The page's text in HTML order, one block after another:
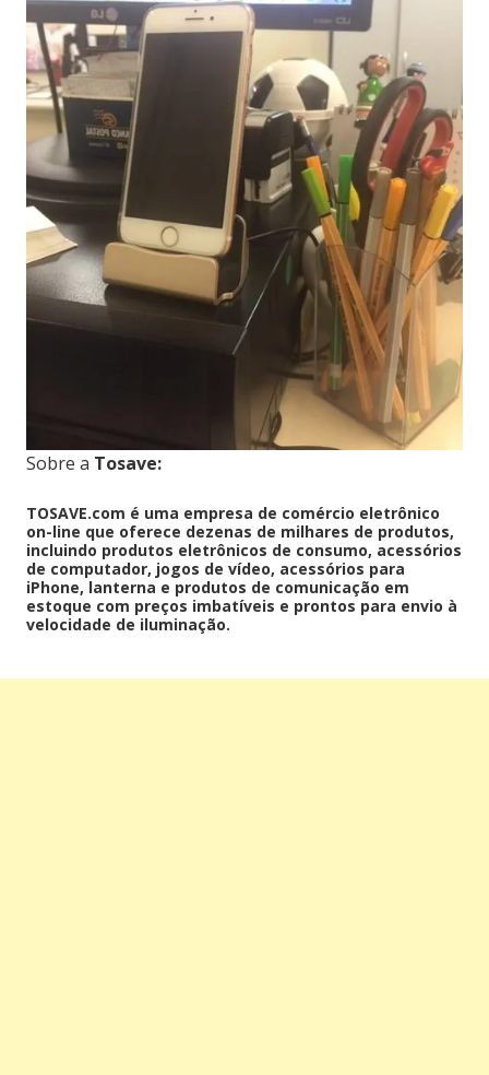
Sobre a Tosave:
TOSAVE.com é uma empresa de comércio eletrônico
on-line que oferece dezenas de milhares de produtos,
incluindo produtos eletrônicos de consumo, acessórios
de computador, jogos de vídeo, acessórios para
iPhone, lanterna e produtos de comunicação em
estoque com preços imbatíveis e prontos para envio à
velocidade de iluminação.